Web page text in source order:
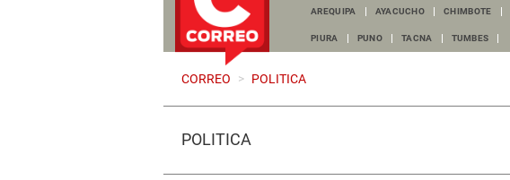
AREQUIPA AYACUCHO CHIMBOTE
PIURA PUNO TACNA TUMBES
CORREO > POLITICA
POLÍTICA